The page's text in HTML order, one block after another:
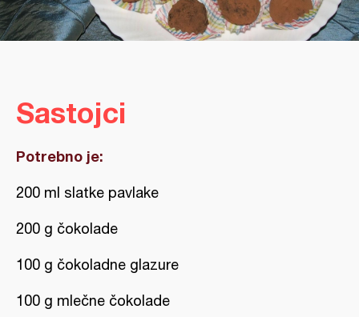
Sastojci
Potrebno je:
200 ml slatke pavlake
200 g čokolade
100 g čokoladne glazure
100 g mlečne čokolade